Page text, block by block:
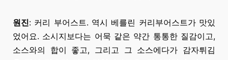
원진: 커리 부어스트. 역시 베를린 커리부어스트가 맛있
었어요. 소시지보다는 어묵 같은 약간 통통한 질감이고,
소스와의 합이 좋고, 그리고 그 소스에다가 감자튀김